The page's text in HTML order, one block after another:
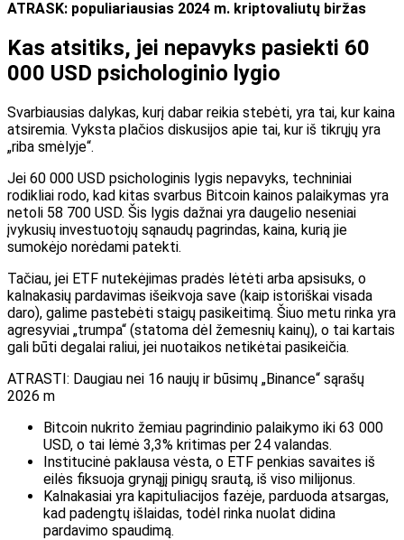
ATRASK: populiariausias 2024 m. kriptovaliutų biržas
Kas atsitiks, jei nepavyks pasiekti 60
000 USD psichologinio lygio
Svarbiausias dalykas, kurį dabar reikia stebėti, yra tai, kur kaina
atsiremia. Vyksta plačios diskusijos apie tai, kur iš tikrųjų yra
„riba smėlyje“.
Jei 60 000 USD psichologinis lygis nepavyks, techniniai
rodikliai rodo, kad kitas svarbus Bitcoin kainos palaikymas yra
netoli 58 700 USD. Šis lygis dažnai yra daugelio neseniai
įvykusių investuotojų sąnaudų pagrindas, kaina, kurią jie
sumokėjo norėdami patekti.
Tačiau, jei ETF nutekėjimas pradės lėtėti arba apsisuks, o
kalnakasių pardavimas išeikvoja save (kaip istoriškai visada
daro), galime pastebėti staigų pasikeitimą. Šiuo metu rinka yra
agresyviai „trumpa“ (statoma dėl žemesnių kainų), o tai kartais
gali būti degalai raliui, jei nuotaikos netikėtai pasikeičia.
ATRASTI: Daugiau nei 16 naujų ir būsimų „Binance“ sąrašų
2026 m
Bitcoin nukrito žemiau pagrindinio palaikymo iki 63 000
USD, o tai lėmė 3,3% kritimas per 24 valandas.
Institucinė paklausa vėsta, o ETF penkias savaites iš
eilės fiksuoja grynąjį pinigų srautą, iš viso milijonus.
Kalnakasiai yra kapituliacijos fazėje, parduoda atsargas,
kad padengtų išlaidas, todėl rinka nuolat didina
pardavimo spaudimą.